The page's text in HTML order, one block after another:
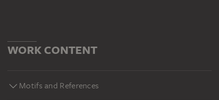
WORK CONTENT
Motifs and References